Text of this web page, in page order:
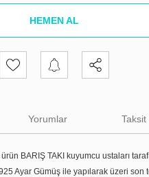
HEMEN AL
Yorumlar
BARIŞ TAKI kuyumcu ustaları
Ayar Gümüş ile yapılarak üzeri son